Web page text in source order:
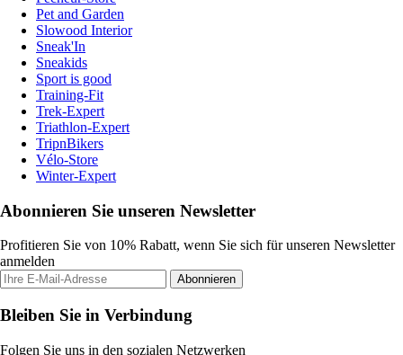
Pet and Garden
Slowood Interior
Sneak'In
Sneakids
Sport is good
Training-Fit
Trek-Expert
Triathlon-Expert
TripnBikers
Vélo-Store
Winter-Expert
Abonnieren Sie unseren Newsletter
Profitieren Sie von 10% Rabatt, wenn Sie sich für unseren Newsletter
anmelden
Abonnieren
Bleiben Sie in Verbindung
Folgen Sie uns in den sozialen Netzwerken